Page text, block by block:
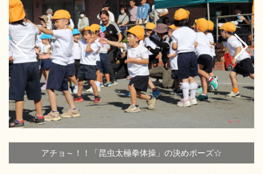
アチョ～！！「昆虫太極拳体操」の決めポーズ☆